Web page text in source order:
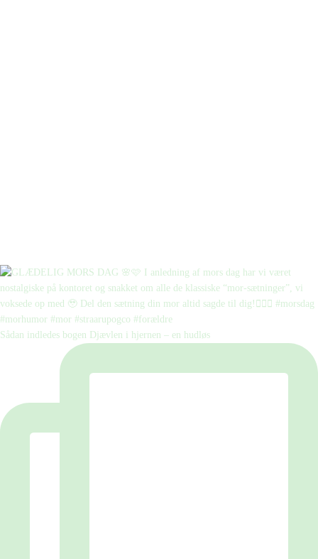
Sådan indledes bogen Djævlen i hjernen – en hudløs